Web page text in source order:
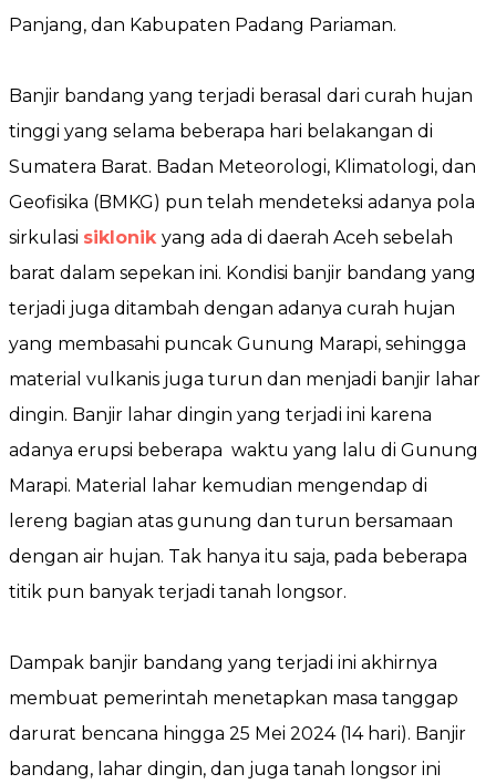
Panjang, dan Kabupaten Padang Pariaman.
Banjir bandang yang terjadi berasal dari curah hujan
tinggi yang selama beberapa hari belakangan di
Sumatera Barat. Badan Meteorologi, Klimatologi, dan
Geofisika (BMKG) pun telah mendeteksi adanya pola
sirkulasi siklonik yang ada di daerah Aceh sebelah
barat dalam sepekan ini. Kondisi banjir bandang yang
terjadi juga ditambah dengan adanya curah hujan
yang membasahi puncak Gunung Marapi, sehingga
material vulkanis juga turun dan menjadi banjir lahar
dingin. Banjir lahar dingin yang terjadi ini karena
adanya erupsi beberapa waktu yang lalu di Gunung
Marapi. Material lahar kemudian mengendap di
lereng bagian atas gunung dan turun bersamaan
dengan air hujan. Tak hanya itu saja, pada beberapa
titik pun banyak terjadi tanah longsor.
Dampak banjir bandang yang terjadi ini akhirnya
membuat pemerintah menetapkan masa tanggap
darurat bencana hingga 25 Mei 2024 (14 hari). Banjir
bandang, lahar dingin, dan juga tanah longsor ini